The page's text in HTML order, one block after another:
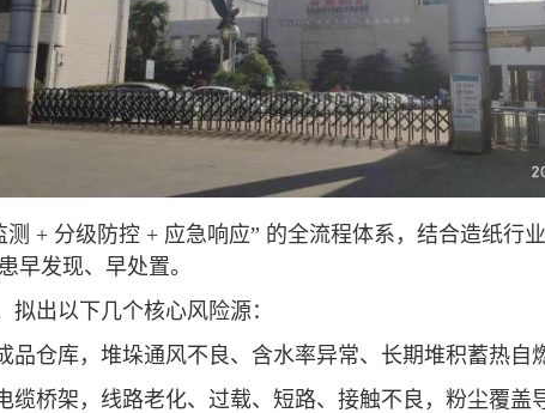
+ 分级防控 + 应急响应” 的全流程体系，结合造纸行
早发现、早处置。
出以下几个核心风险源：
仓库，堆垛通风不良、含水率异常、长期堆积蓄热自
缆桥架，线路老化、过载、短路、接触不良，粉尘覆盖